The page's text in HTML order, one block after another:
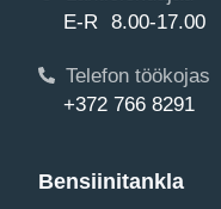
E-R 8.00-17.00
Telefon töökojas
+372 766 8291
Bensiinitankla